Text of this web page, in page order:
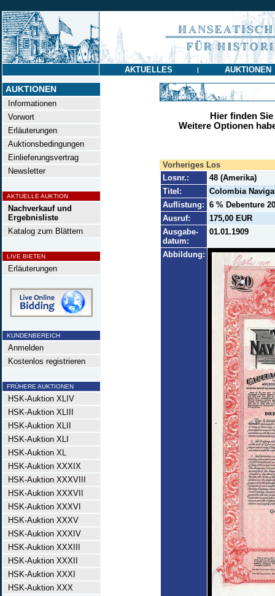
AKTUELLES | AUKTIONEN
AUKTIONEN
Informationen
Vorwort
Erläuterungen
Auktionsbedingungen
Einlieferungsvertrag
Newsletter
AKTUELLE AUKTION
Nachverkauf und
Ergebnisliste
Katalog zum Blättern
LIVE BIETEN
Erläuterungen
KUNDENBEREICH
Anmelden
Kostenlos registrieren
FRÜHERE AUKTIONEN
HSK-Auktion XLIV
HSK-Auktion XLIII
HSK-Auktion XLII
HSK-Auktion XLI
HSK-Auktion XL
HSK-Auktion XXXIX
HSK-Auktion XXXVIII
HSK-Auktion XXXVII
HSK-Auktion XXXVI
HSK-Auktion XXXV
HSK-Auktion XXXIV
HSK-Auktion XXXIII
HSK-Auktion XXXII
HSK-Auktion XXXI
HSK-Auktion XXX
Hier finden
Weitere Optionen
Vorheriges Los
Losnr.:
48 (Amerika)
Titel:
Colombia
Auflistung: 6 % Debenture
Ausruf:
175,00 EUR
Ausgabe-
datum:
01.01.1909
Abbildung: